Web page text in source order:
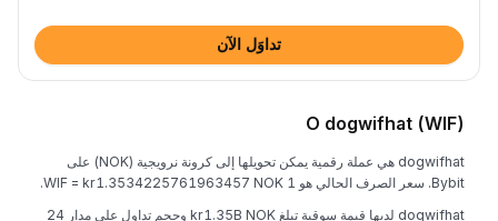
تداوَل الآن
O dogwifhat (WIF)
dogwifhat هي عملة رقمية يمكن تحويلها إلى كرونة نرويجية (NOK) على
Bybit. سعر الصرف الحالي هو 1 WIF = kr1.3534225761963457 NOK.
dogwifhat لديها قيمة سوقية تبلغ kr1.35B NOK وحجم تداول على مدار 24